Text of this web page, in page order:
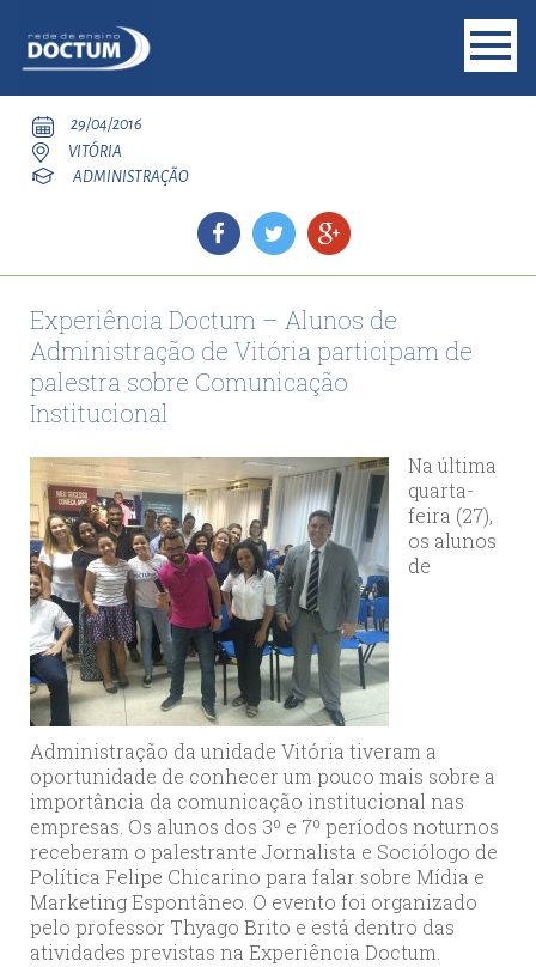
29/04/2016
VITÓRIA
ADMINISTRAÇÃO
Experiência Doctum – Alunos de
Administração de Vitória participam de
palestra sobre Comunicação
Institucional
Na última
quarta-
feira (27),
os alunos
de
Administração da unidade Vitória tiveram a
oportunidade de conhecer um pouco mais sobre a
importância da comunicação institucional nas
empresas. Os alunos dos 3º e 7º períodos noturnos
receberam o palestrante Jornalista e Sociólogo de
Política Felipe Chicarino para falar sobre Mídia e
Marketing Espontâneo. O evento foi organizado
pelo professor Thyago Brito e está dentro das
atividades previstas na Experiência Doctum.